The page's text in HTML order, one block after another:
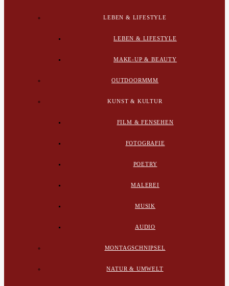
LEBEN & LIFESTYLE
LEBEN & LIFESTYLE
MAKE-UP & BEAUTY
OUTDOORMMM
KUNST & KULTUR
FILM & FENSEHEN
FOTOGRAFIE
POETRY
MALEREI
MUSIK
AUDIO
MONTAGSCHNIPSEL
NATUR & UMWELT